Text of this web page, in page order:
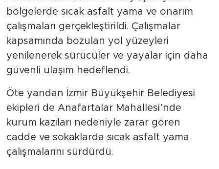
bölgelerde sıcak asfalt yama ve onarım
çalışmaları gerçekleştirildi. Çalışmalar
kapsamında bozulan yol yüzeyleri
yenilenerek sürücüler ve yayalar için daha
güvenli ulaşım hedeflendi.
Öte yandan İzmir Büyükşehir Belediyesi
ekipleri de Anafartalar Mahallesi’nde
kurum kazıları nedeniyle zarar gören
cadde ve sokaklarda sıcak asfalt yama
çalışmalarını sürdürdü.